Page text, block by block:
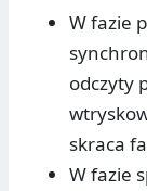
W fazie
odczyty
skraca
W fazie